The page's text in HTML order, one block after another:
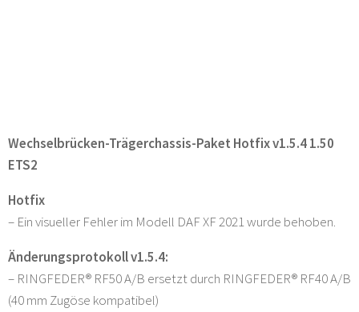
Wechselbrücken-Trägerchassis-Paket Hotfix v1.5.4 1.50
ETS2
Hotfix
– Ein visueller Fehler im Modell DAF XF 2021 wurde behoben.
Änderungsprotokoll v1.5.4:
– RINGFEDER® RF50 A/B ersetzt durch RINGFEDER® RF40 A/B
(40 mm Zugöse kompatibel)